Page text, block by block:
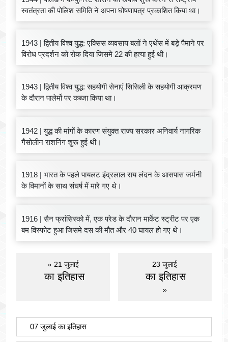
स्वतंत्रता की पोलिश समिति ने अपना घोषणापत्र प्रकाशित किया था।
1943 | द्वितीय विश्व युद्ध: एक्सिस व्यवसाय बलों ने एथेंस में बड़े पैमाने पर
विरोध प्रदर्शन को रोक दिया जिसमे 22 की हत्या हुई थी।
1943 | द्वितीय विश्व युद्ध: सहयोगी सेनाएं सिसिली के सहयोगी आक्रमण
के दौरान पालेर्मो पर कब्जा किया था।
1942 | युद्ध की मांगों के कारण संयुक्त राज्य सरकार अनिवार्य नागरिक
गैसोलीन राशनिंग शुरू हुई थी।
1918 | भारत के पहले पायलट इंद्रलाल राय लंदन के आसपास जर्मनी
के विमानों के साथ संघर्ष में मारे गए थे।
1916 | सैन फ्रांसिस्को में, एक परेड के दौरान मार्केट स्ट्रीट पर एक
बम विस्फोट हुआ जिसमे दस की मौत और 40 घायल हो गए थे।
« 21 जुलाई
का इतिहास
23 जुलाई
का इतिहास
»
07 जुलाई का इतिहास